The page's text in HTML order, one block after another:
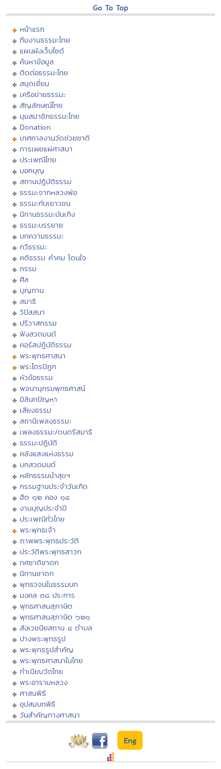
Go To Top
หน้าแรก
ทีมงานธรรมะไทย
แผนผังเว็บไซต์
ค้นหาข้อมูล
ติดต่อธรรมะไทย
สมุดเยี่ยม
เครือข่ายธรรมะ
สัญลักษณ์ไทย
มุมสมาชิกธรรมะไทย
Donation
เทศกาลงานวัดช่วยชาติ
การเผยแผ่ศาสนา
ประเพณีไทย
บอกบุญ
สถานปฏิบัติธรรม
ธรรมะจากหลวงพ่อ
ธรรมะกับเยาวชน
นิทานธรรมะบันเทิง
ธรรมะบรรยาย
บทความธรรมะ
กวีธรรมะ
คติธรรม คำคม โดนใจ
กรรม
ศีล
บุญทาน
สมาธิ
วิปัสสนา
ปริวาสกรรม
ฟังสวดมนต์
คอร์สปฏิบัติธรรม
พระพุทธศาสนา
พระไตรปิฏก
หัวข้อธรรม
พจนานุกรมพุทธศาสน์
มิลินทปัญหา
เสียงธรรม
สถานีเพลงธรรมะ
เพลงธรรมะ/ดนตรีสมาธิ
ธรรมะปฏิบัติ
คลังแสงแห่งธรรม
บทสวดมนต์
หลักธรรมนำสุขฯ
กรรมฐานประจำวันเกิด
ฮีต ๑๒ คอง ๑๔
งานบุญประจำปี
ประเพณีทั่วไทย
พระพุทธเจ้า
ภาพพระพุทธประวัติ
ประวัติพระพุทธสาวก
ทศชาติชาดก
นิทานชาดก
พุทธวจนในธรรมบท
มงคล ๓๘ ประการ
พุทธศาสนสุภาษิต
พุทธศาสนสุภาษิต ๖๒๑
สังเวชนียสถาน ๔ ตำบล
ปางพระพุทธรูป
พระพุทธรูปสำคัญ
พระพุทธศาสนาในไทย
ทำเนียบวัดไทย
พระอารามหลวง
ศาสนพิธี
อุปสมบทพิธี
วันสำคัญทางศาสนา
Eng